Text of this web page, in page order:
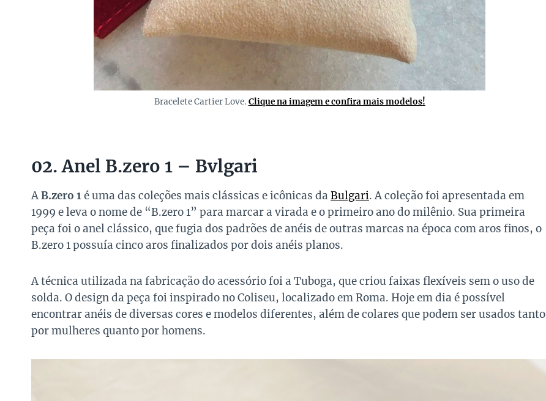
Bracelete Cartier Love. Clique na imagem e confira mais modelos!
02. Anel B.zero 1 – Bvlgari
AB.zero 1é uma das coleções mais clássicas e icônicas da Bulgari. A coleção foi apresentada em
1999 e leva o nome de “B.zero 1” para marcar a virada e o primeiro ano do milênio. Sua primeira
peça foi o anel clássico, que fugia dos padrões de anéis de outras marcas na época com aros finos, o
B.zero 1 possuía cinco aros finalizados por dois anéis planos.
A técnica utilizada na fabricação do acessório foi a Tuboga, que criou faixas flexíveis sem o uso de
solda. O design da peça foi inspirado no Coliseu, localizado em Roma. Hoje em dia é possível
encontrar anéis de diversas cores e modelos diferentes, além de colares que podem ser usados tanto
por mulheres quanto por homens.